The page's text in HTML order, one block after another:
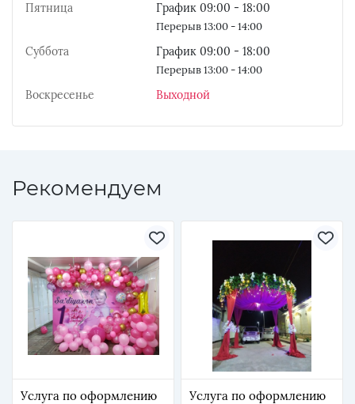
Пятница График 09:00 - 18:00
Перерыв 13:00 - 14:00
Суббота График 09:00 - 18:00
Перерыв 13:00 - 14:00
Воскресенье Выходной
Рекомендуем
Услуга по оформлению
Услуга по оформлению